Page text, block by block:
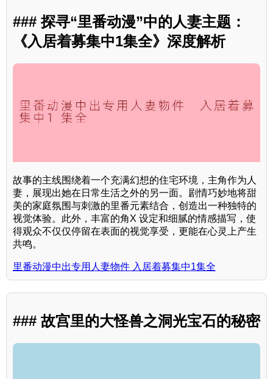
### 探寻“里番动漫”中的人妻主题：
《入居着募集中1集全》深度解析
故事的主线围绕着一个充满幻想的住宅环境，主角作为人
妻，展现出她在日常生活之外的另一面。剧情巧妙地将甜
美的家庭氛围与刺激的里番元素结合，创造出一种独特的
视觉体验。此外，丰富的角X 设定和细腻的情感描写，使
得观众不仅仅停留在表面的视觉享受，更能在心灵上产生
共鸣。
里番动漫中出专用人妻物件 入居着募集中1集全
### 故宫里的大怪兽之洞光宝石的秘密